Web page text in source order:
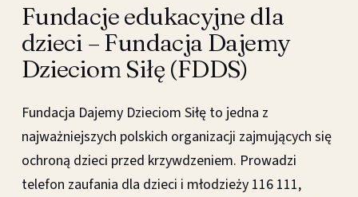
Fundacje edukacyjne dla
dzieci – Fundacja Dajemy
Dzieciom Siłę (FDDS)
Fundacja Dajemy Dzieciom Siłę to jedna z
najważniejszych polskich organizacji zajmujących się
ochroną dzieci przed krzywdzeniem. Prowadzi
telefon zaufania dla dzieci i młodzieży 116 111,